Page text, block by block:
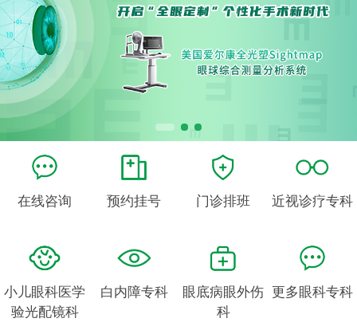
在线咨询 预约挂号 门诊排班 近视诊疗专科
小儿眼科医学
验光配镜科
白内障专科
眼底病眼外伤
科
更多眼科专科